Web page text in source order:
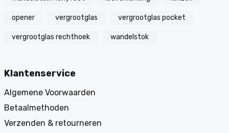
opener vergrootglas vergrootglas pocket
vergrootglas rechthoek wandelstok
Klantenservice
Algemene Voorwaarden
Betaalmethoden
Verzenden & retourneren